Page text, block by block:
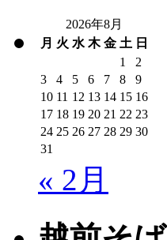
2026年8月
月 火 水 木 金 土 日
1
2
3
4 5 6 7 8
9
10 11 12 13 14 15 16
17 18 19 20 21 22 23
24 25 26 27 28 29 30
31
« 2月